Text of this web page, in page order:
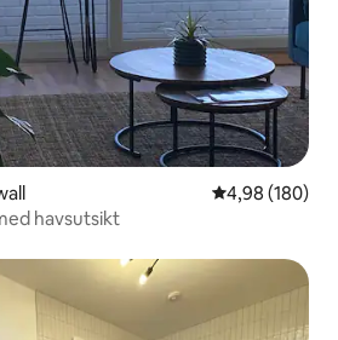
4,98 av 5 i
4,98 (180)
havsutsikt